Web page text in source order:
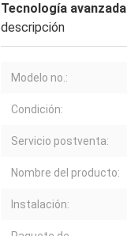
Tecnología avanzada
descripción
Modelo no.:
Condición:
Servicio postventa:
Nombre del producto:
Instalación: